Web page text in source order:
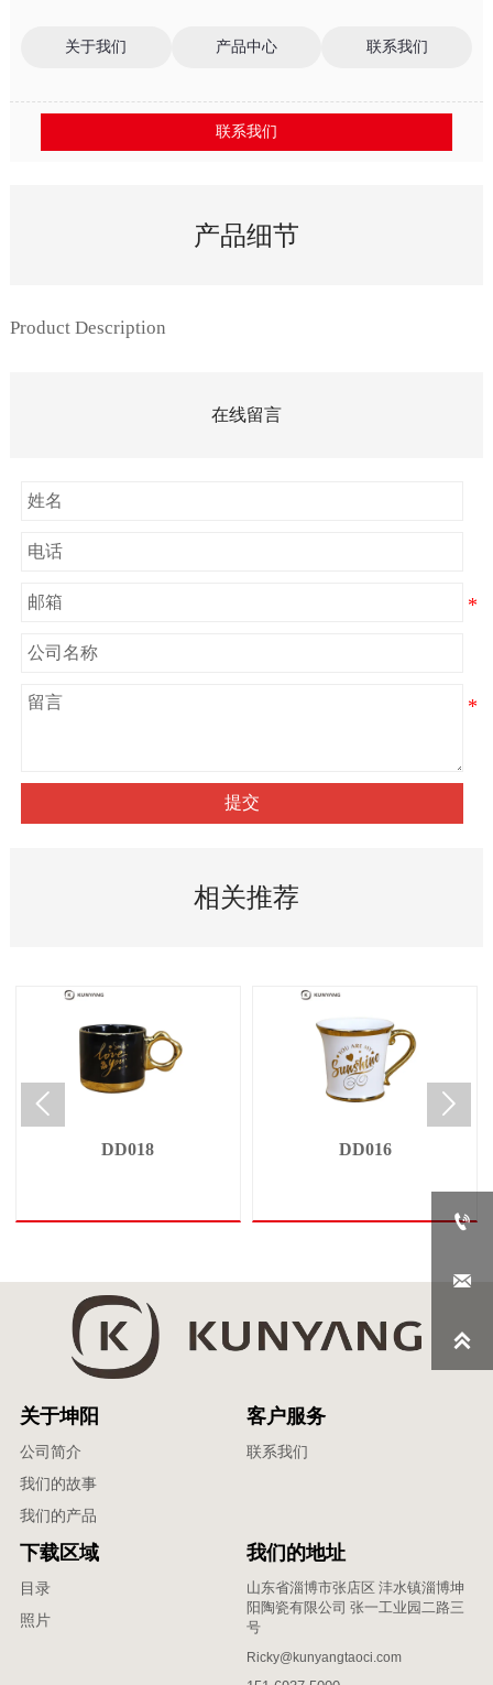
关于我们 产品中心 联系我们
联系我们
产品细节
Product Description
在线留言
提交
相关推荐
DD018 DD016
 
关于坤阳
公司简介
我们的故事
我们的产品
客户服务
联系我们
下载区域
目录
照片
我们的地址
山东省淄博市张店区 沣水镇淄博坤
阳陶瓷有限公司 张一工业园二路三
号
Ricky@kunyangtaoci.com


